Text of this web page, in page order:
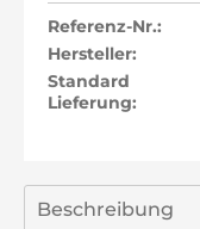
Referenz-Nr.:
Hersteller:
Standard
Lieferung:
Beschreibung